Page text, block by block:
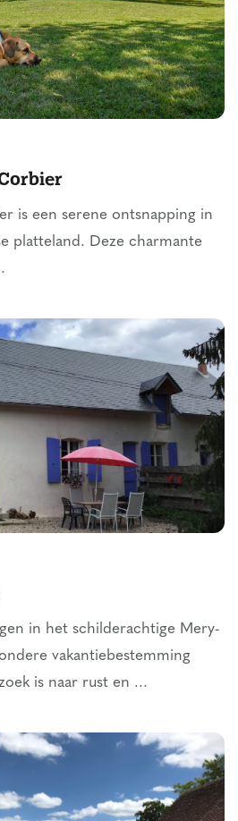
is een serene ontsnapping in
platteland. Deze charmante
in het schilderachtige Mery-
vakantiebestemming
is naar rust en ...